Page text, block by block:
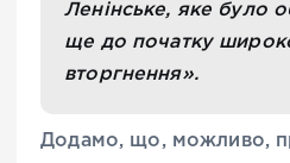
Ленінське, яке було
ще до початку
вторгнення».
Додамо, що, можливо,